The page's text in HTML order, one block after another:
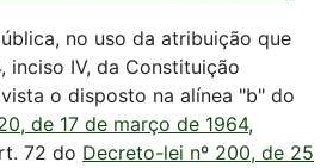
no uso da atribuição que
inciso IV, da Constituição
o disposto na alínea "b" do
de 17 de março de 1964,
72 do Decreto-lei nº 200, de 25